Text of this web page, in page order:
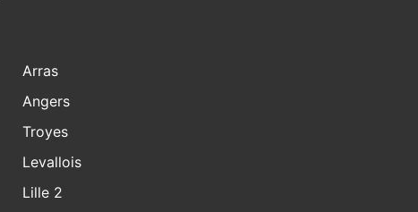
Arras
Angers
Troyes
Levallois
Lille 2